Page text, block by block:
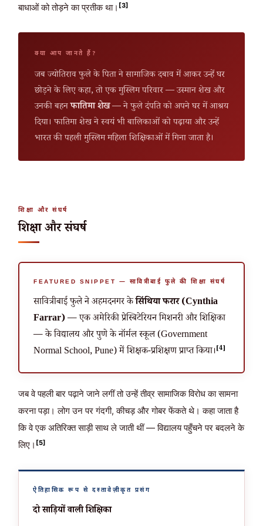
बाधाओं को तोड़ने का प्रतीक था। [3]
क्या आप जानते हैं?
जब ज्योतिराव फुले के पिता ने सामाजिक दबाव में आकर उन्हें घर
छोड़ने के लिए कहा, तो एक मुस्लिम परिवार — उस्मान शेख और
उनकी बहनफातिमा शेख— ने फुले दंपति को अपने घर में आश्रय
दिया। फातिमा शेख ने स्वयं भी बालिकाओं को पढ़ाया और उन्हें
भारत की पहली मुस्लिम महिला शिक्षिकाओं में गिना जाता है।
शिक्षा और संघर्ष
शिक्षा और संघर्ष
FEATURED SNIPPET — सावित्रीबाई फुले की शिक्षा संघर्ष
सावित्रीबाई फुले ने अहमदनगर केसिंथिया फरार (Cynthia
Farrar)— एक अमेरिकी प्रेस्बिटेरियन मिशनरी और शिक्षिका
— के विद्यालय और पुणे के नॉर्मल स्कूल (Government
Normal School, Pune) में शिक्षक-प्रशिक्षण प्राप्त किया।[4]
जब वे पहली बार पढ़ाने जाने लगीं तो उन्हें तीव्र सामाजिक विरोध का सामना
करना पड़ा। लोग उन पर गंदगी, कीचड़ और गोबर फेंकते थे। कहा जाता है
कि वे एक अतिरिक्त साड़ी साथ ले जाती थीं — विद्यालय पहुँचने पर बदलने के
लिए। [5]
ऐतिहासिक रूप से दस्तावेज़ीकृत प्रसंग
दो साड़ियों वाली शिक्षिका